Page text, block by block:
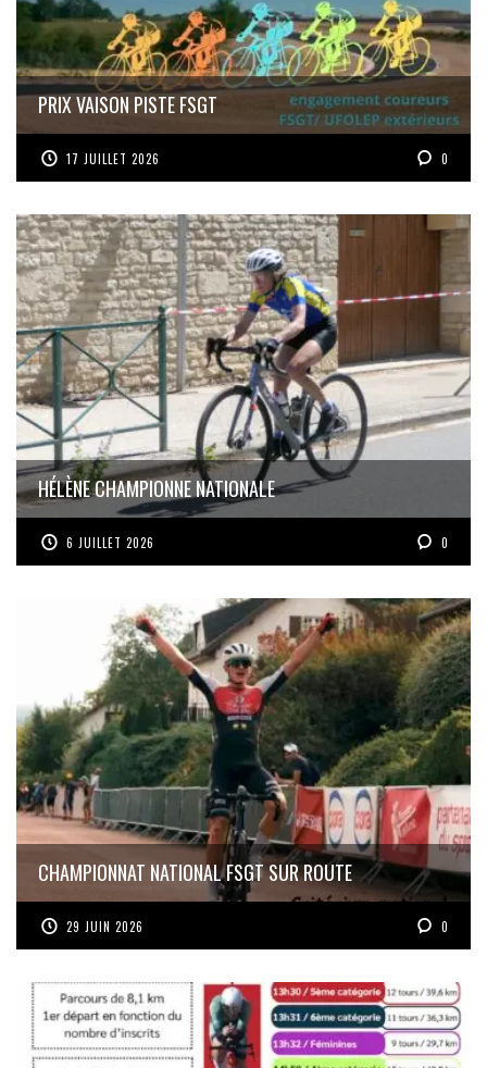
PRIX VAISON PISTE FSGT
17 JUILLET 2026 0
HÉLÈNE CHAMPIONNE NATIONALE
6 JUILLET 2026 0
CHAMPIONNAT NATIONAL FSGT SUR ROUTE
29 JUIN 2026 0